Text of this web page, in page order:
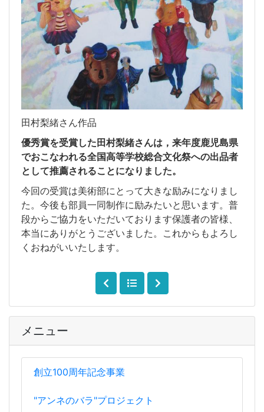
メニュー
創立100周年記念事業
"アンネのバラ"プロジェクト
田村梨緒さん作品
優秀賞を受賞した田村梨緒さんは，来年度鹿児島県
でおこなわれる全国高等学校総合文化祭への出品者
として推薦されることになりました。
今回の受賞は美術部にとって大きな励みになりまし
た。今後も部員一同制作に励みたいと思います。普
段からご協力をいただいております保護者の皆様、
本当にありがとうございました。これからもよろし
くおねがいいたします。